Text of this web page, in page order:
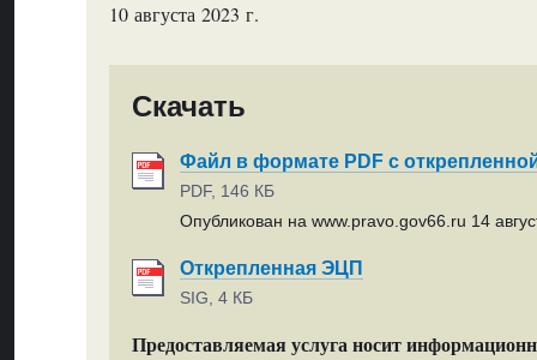
10 августа 2023 г.
Скачать
Файл в формате PDF с
PDF, 146 КБ
Опубликован на www.pravo.gov66.ru 14
Открепленная ЭЦП
SIG, 4 КБ
Предоставляемая услуга носит